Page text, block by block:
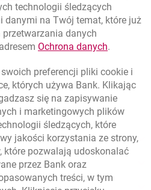
otwiera się w nowej karcie
nowej karcie
technologii śledzących
danymi na Twój temat, które już
danych
Ochrona danychlink
.
preferencji pliki cookie i
których używa Bank. Klikając
się na zapisywanie
i marketingowych plików
śledzących, które
jakości korzystania ze strony,
które pozwalają udoskonalać
przez Bank oraz
treści, w tym